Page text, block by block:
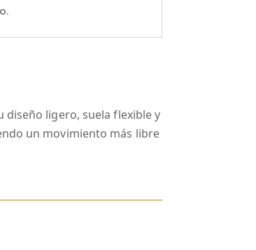
diseño ligero, suela flexible y
un movimiento más libre